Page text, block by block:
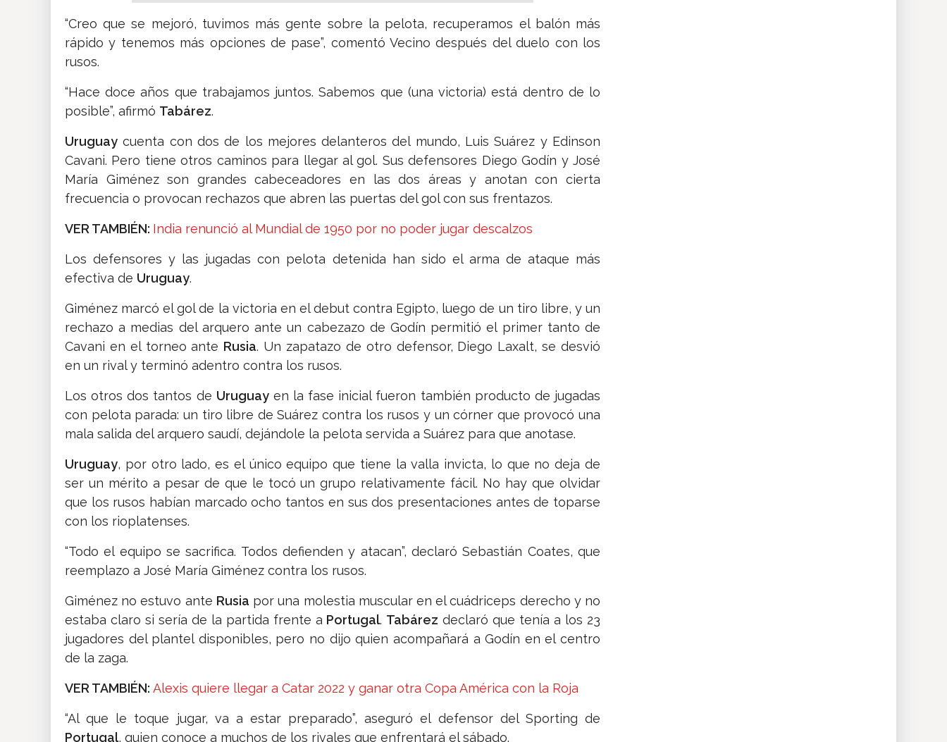
“Creo que se mejoró, tuvimos más gente sobre la pelota, recuperamos el balón más
rápido y tenemos más opciones de pase”, comentó Vecino después del duelo con los
rusos.
“Hace doce años que trabajamos juntos. Sabemos que (una victoria) está dentro de lo
posible”, afirmó Tabárez.
Uruguay cuenta con dos de los mejores delanteros del mundo, Luis Suárez y Edinson
Cavani. Pero tiene otros caminos para llegar al gol. Sus defensores Diego Godín y José
María Giménez son grandes cabeceadores en las dos áreas y anotan con cierta
frecuencia o provocan rechazos que abren las puertas del gol con sus frentazos.
VER TAMBIÉN: India renunció al Mundial de 1950 por no poder jugar descalzos
Los defensores y las jugadas con pelota detenida han sido el arma de ataque más
efectiva de Uruguay.
Giménez marcó el gol de la victoria en el debut contra Egipto, luego de un tiro libre, y un
rechazo a medias del arquero ante un cabezazo de Godín permitió el primer tanto de
Cavani en el torneo ante Rusia. Un zapatazo de otro defensor, Diego Laxalt, se desvió
en un rival y terminó adentro contra los rusos.
Los otros dos tantos de Uruguayen la fase inicial fueron también producto de jugadas
con pelota parada: un tiro libre de Suárez contra los rusos y un córner que provocó una
mala salida del arquero saudí, dejándole la pelota servida a Suárez para que anotase.
Uruguay, por otro lado, es el único equipo que tiene la valla invicta, lo que no deja de
ser un mérito a pesar de que le tocó un grupo relativamente fácil. No hay que olvidar
que los rusos habían marcado ocho tantos en sus dos presentaciones antes de toparse
con los rioplatenses.
“Todo el equipo se sacrifica. Todos defienden y atacan”, declaró Sebastián Coates, que
reemplazo a José María Giménez contra los rusos.
Giménez no estuvo ante Rusia por una molestia muscular en el cuádriceps derecho y no
estaba claro si sería de la partida frente a Portugal. Tabárez declaró que tenía a los 23
jugadores del plantel disponibles, pero no dijo quien acompañará a Godín en el centro
de la zaga.
VER TAMBIÉN: Alexis quiere llegar a Catar 2022 y ganar otra Copa América con la Roja
“Al que le toque jugar, va a estar preparado”, aseguró el defensor del Sporting de
Portugal, quien conoce a muchos de los rivales que enfrentará el sábado.